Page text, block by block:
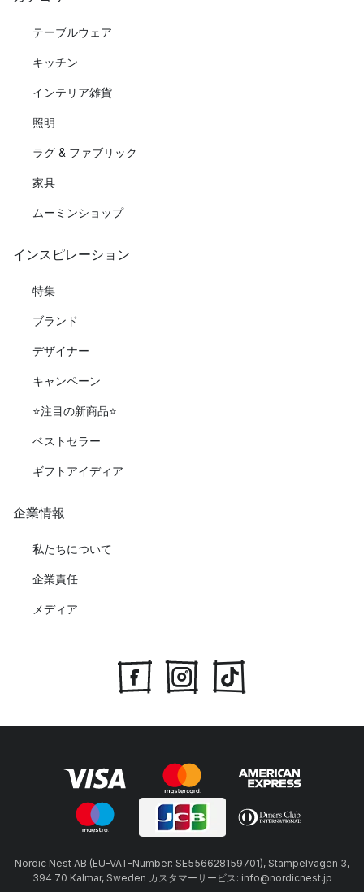
テーブルウェア
キッチン
インテリア雑貨
照明
ラグ & ファブリック
家具
ムーミンショップ
インスピレーション
特集
ブランド
デザイナー
キャンペーン
⭐️注目の新商品⭐️
ベストセラー
ギフトアイディア
企業情報
私たちについて
企業責任
メディア
Nordic Nest AB (EU-VAT-Number: SE556628159701), Stämpelvägen 3,
394 70 Kalmar, Sweden カスタマーサービス: info@nordicnest.jp